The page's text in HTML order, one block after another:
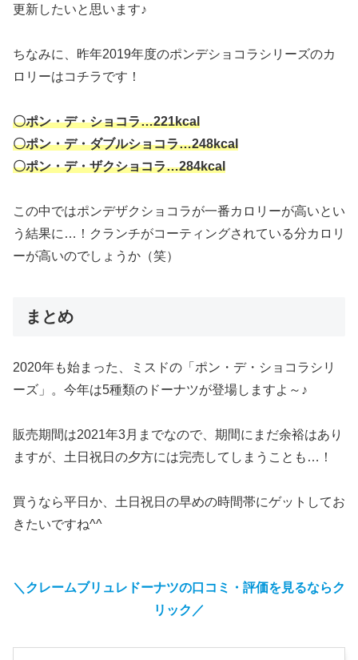
更新したいと思います♪
ちなみに、昨年2019年度のポンデショコラシリーズのカ
ロリーはコチラです！
〇ポン・デ・ショコラ…221kcal
〇ポン・デ・ダブルショコラ…248kcal
〇ポン・デ・ザクショコラ…284kcal
この中ではポンデザクショコラが一番カロリーが高いとい
う結果に…！クランチがコーティングされている分カロリ
ーが高いのでしょうか（笑）
まとめ
2020年も始まった、ミスドの「ポン・デ・ショコラシリ
ーズ」。今年は5種類のドーナツが登場しますよ～♪
販売期間は2021年3月までなので、期間にまだ余裕はあり
ますが、土日祝日の夕方には完売してしまうことも…！
買うなら平日か、土日祝日の早めの時間帯にゲットしてお
きたいですね^^
＼クレームブリュレドーナツの口コミ・評価を見るならク
リック／